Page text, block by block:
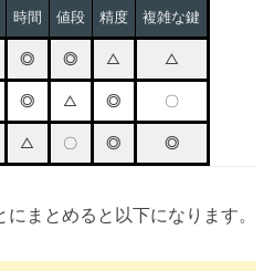
時間 値段 精度 複雑な鍵
◎ ◎ △ △
◎ △ ◎ 〇
△ 〇 ◎ ◎
まとめると以下になります。